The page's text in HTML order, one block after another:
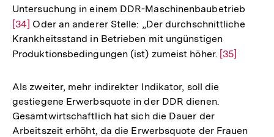
Untersuchung in einem DDR-Maschinenbaubetrieb
[34] Oder an anderer Stelle: „Der durchschnittliche
Krankheitsstand in Betrieben mit ungünstigen
Produktionsbedingungen (ist) zumeist höher. Zur
[35]
Als zweiter, mehr indirekter Indikator, soll die
gestiegene Erwerbsquote in der DDR dienen.
Gesamtwirtschaftlich hat sich die Dauer der
Arbeitszeit erhöht, da die Erwerbsquote der Frauen